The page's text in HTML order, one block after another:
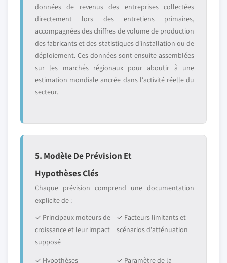
données de revenus des entreprises collectées
directement lors des entretiens primaires,
accompagnées des chiffres de volume de production
des fabricants et des statistiques d'installation ou de
déploiement. Ces données sont ensuite assemblées
sur les marchés régionaux pour aboutir à une
estimation mondiale ancrée dans l'activité réelle du
secteur.
5. Modèle De Prévision Et
Hypothèses Clés
Chaque prévision comprend une documentation
explicite de :
✓ Principaux moteurs de
croissance et leur impact
supposé
✓ Facteurs limitants et
scénarios d'atténuation
✓ Hypothèses
✓ Paramètre de la